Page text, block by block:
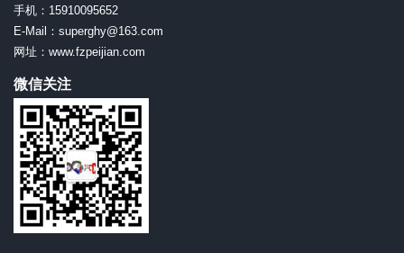
手机：15910095652
E-Mail：superghy@163.com
网址：www.fzpeijian.com
微信关注